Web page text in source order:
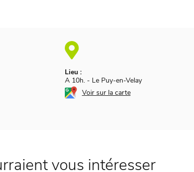
Lieu :
A 10h. - Le Puy-en-Velay
Voir sur la carte
vous intéresser